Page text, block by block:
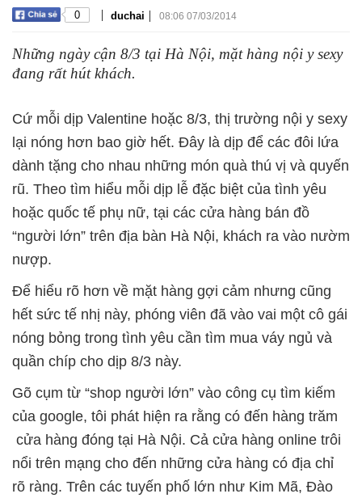
0 | duchai | 08:06 07/03/2014
Những ngày cận 8/3 tại Hà Nội, mặt hàng nội y sexy
đang rất hút khách.
Cứ mỗi dịp Valentine hoặc 8/3, thị trường nội y sexy
lại nóng hơn bao giờ hết. Đây là dịp để các đôi lứa
dành tặng cho nhau những món quà thú vị và quyến
rũ. Theo tìm hiểu mỗi dịp lễ đặc biệt của tình yêu
hoặc quốc tế phụ nữ, tại các cửa hàng bán đồ
“người lớn” trên địa bàn Hà Nội, khách ra vào nườm
nượp.
Để hiểu rõ hơn về mặt hàng gợi cảm nhưng cũng
hết sức tế nhị này, phóng viên đã vào vai một cô gái
nóng bỏng trong tình yêu cần tìm mua váy ngủ và
quần chíp cho dịp 8/3 này.
Gõ cụm từ “shop người lớn” vào công cụ tìm kiếm
của google, tôi phát hiện ra rằng có đến hàng trăm
cửa hàng đóng tại Hà Nội. Cả cửa hàng online trôi
nổi trên mạng cho đến những cửa hàng có địa chỉ
rõ ràng. Trên các tuyến phố lớn như Kim Mã, Đào